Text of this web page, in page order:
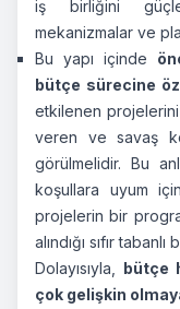
iş birliğini
mekanizmalar ve
Bu yapı içinde
bütçe sürecine
etkilenen projelerini
veren ve savaş
görülmelidir. Bu
koşullara uyum
projelerin bir
alındığı sıfır
Dolayısıyla, bütçe
çok gelişkin